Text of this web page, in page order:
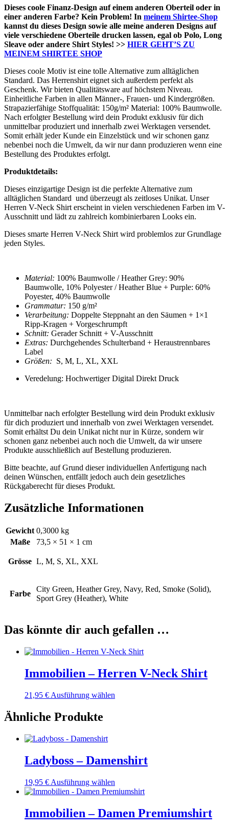
Dieses coole Finanz-Design auf einem anderen Oberteil oder in
einer anderen Farbe? Kein Problem! In meinem Shirtee-Shop
kannst du dieses Design sowie alle meine anderen Designs auf
viele verschiedene Oberteile drucken lassen, egal ob Polo, Long
Sleave oder andere Shirt Styles! >> HIER GEHT’S ZU
MEINEM SHIRTEE SHOP
Dieses coole Motiv ist eine tolle Alternative zum alltäglichen
Standard. Das Herrenshirt eignet sich außerdem perfekt als
Geschenk. Wir bieten Qualitätsware auf höchstem Niveau.
Einheitliche Farben in allen Männer-, Frauen- und Kindergrößen.
Strapazierfähige Stoffqualität: 150g/m² Material: 100% Baumwolle.
Nach erfolgter Bestellung wird dein Produkt exklusiv für dich
unmittelbar produziert und innerhalb zwei Werktagen versendet.
Somit erhält jeder Kunde ein Einzelstück und wir schonen ganz
nebenbei noch die Umwelt, da wir nur dann produzieren wenn eine
Bestellung des Produktes erfolgt.
Produktdetails:
Dieses einzigartige Design ist die perfekte Alternative zum
alltäglichen Standard und überzeugt als zeitloses Unikat. Unser
Herren V-Neck Shirt erscheint in vielen verschiedenen Farben im V-
Ausschnitt und lädt zu zahlreich kombinierbaren Looks ein.
Dieses smarte Herren V-Neck Shirt wird problemlos zur Grundlage
jeden Styles.
Material: 100% Baumwolle / Heather Grey: 90%
Baumwolle, 10% Polyester / Heather Blue + Purple: 60%
Poyester, 40% Baumwolle
Grammatur: 150 g/m²
Verarbeitung: Doppelte Steppnaht an den Säumen + 1×1
Ripp-Kragen + Vorgeschrumpft
Schnitt: Gerader Schnitt + V-Ausschnitt
Extras: Durchgehendes Schulterband + Heraustrennbares
Label
Größen: S, M, L, XL, XXL
Veredelung: Hochwertiger Digital Direkt Druck
Unmittelbar nach erfolgter Bestellung wird dein Produkt exklusiv
für dich produziert und innerhalb von zwei Werktagen versendet.
Somit erhältst Du dein Unikat nicht nur in Kürze, sondern wir
schonen ganz nebenbei auch noch die Umwelt, da wir unsere
Produkte ausschließlich auf Bestellung produzieren.
Bitte beachte, auf Grund dieser individuellen Anfertigung nach
deinen Wünschen, entfällt jedoch auch dein gesetzliches
Rückgaberecht für dieses Produkt.
Zusätzliche Informationen
Gewicht 0,3000 kg
Maße
73,5 × 51 × 1 cm
Grösse L, M, S, XL, XXL
Farbe
City Green, Heather Grey, Navy, Red, Smoke (Solid),
Sport Grey (Heather), White
Das könnte dir auch gefallen …
Immobilien – Herren V-Neck Shirt
21,95 € Ausführung wählen
Optionen
können
der
Produktseite
werden
Ähnliche Produkte
Ladyboss – Damenshirt
19,95 € Ausführung wählen
Produkt
mehrere
Varianten
Immobilien – Damen Premiumshirt